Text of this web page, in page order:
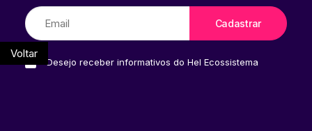
Desejo receber informativos do Hel Ecossistema
Voltar